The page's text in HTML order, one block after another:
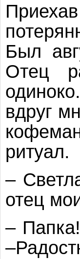
Был
Отец
вдруг
ритуал.
–
отец
–